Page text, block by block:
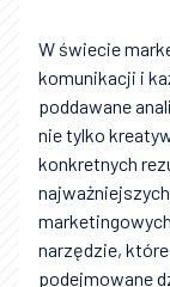
W świecie
komunikacji i
poddawane
nie tylko
konkretnych
narzędzie,
podejmowane